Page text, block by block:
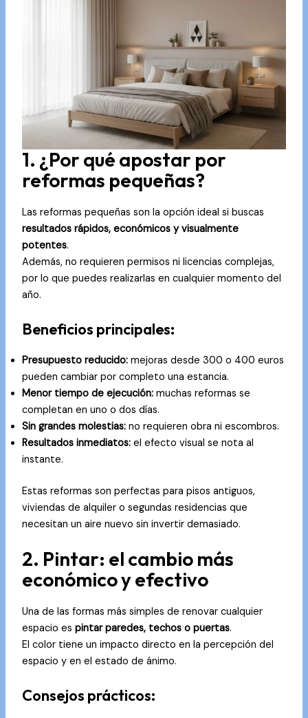
1. ¿Por qué apostar por
reformas pequeñas?
Las reformas pequeñas son la opción ideal si buscas
resultados rápidos, económicos y visualmente
potentes.
Además, no requieren permisos ni licencias complejas,
por lo que puedes realizarlas en cualquier momento del
año.
Beneficios principales:
Presupuesto reducido:mejoras desde 300 o 400 euros
pueden cambiar por completo una estancia.
Menor tiempo de ejecución:muchas reformas se
completan en uno o dos días.
Sin grandes molestias:no requieren obra ni escombros.
Resultados inmediatos:el efecto visual se nota al
instante.
Estas reformas son perfectas para pisos antiguos,
viviendas de alquiler o segundas residencias que
necesitan un aire nuevo sin invertir demasiado.
2. Pintar: el cambio más
económico y efectivo
Una de las formas más simples de renovar cualquier
espacio es pintar paredes, techos o puertas.
El color tiene un impacto directo en la percepción del
espacio y en el estado de ánimo.
Consejos prácticos: